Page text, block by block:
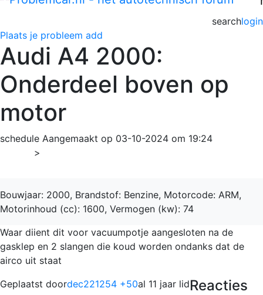
login
search
Plaats je probleem add
Audi A4 2000:
Onderdeel boven op
motor
schedule Aangemaakt op 03-10-2024 om 19:24
>
Bouwjaar: 2000, Brandstof: Benzine, Motorcode: ARM,
Motorinhoud (cc): 1600, Vermogen (kw): 74
Waar diient dit voor vacuumpotje aangesloten na de
gasklep en 2 slangen die koud worden ondanks dat de
airco uit staat
Geplaatst doordec221254 +50al 11 jaar lidReacties